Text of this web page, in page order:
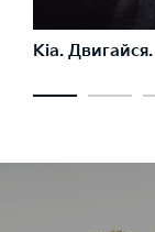
Kia.